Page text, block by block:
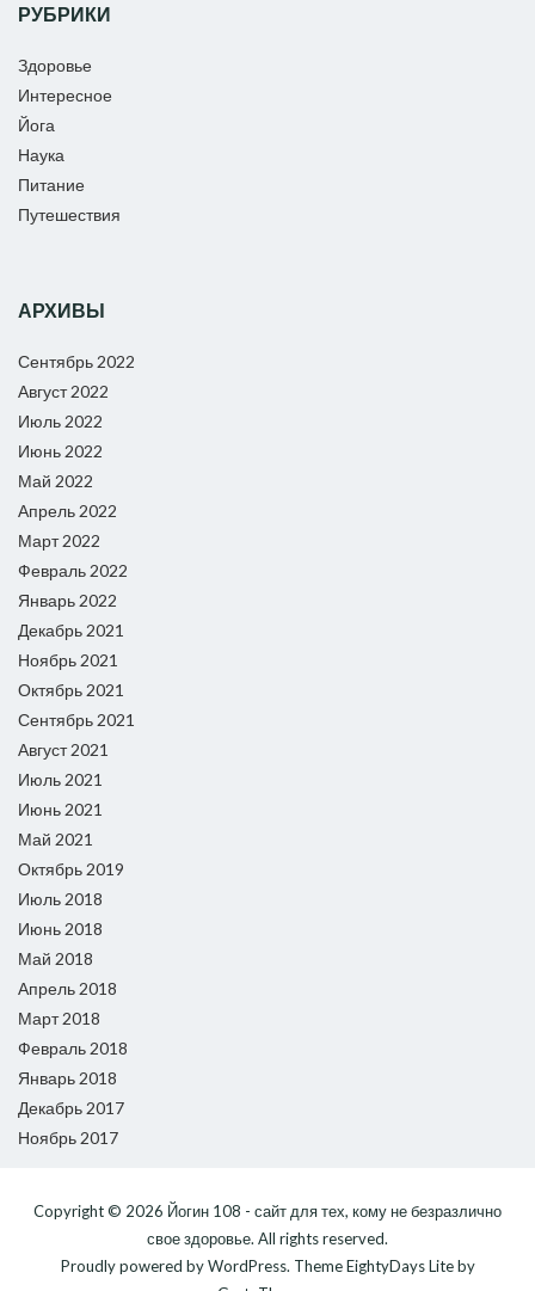
РУБРИКИ
Здоровье
Интересное
Йога
Наука
Питание
Путешествия
АРХИВЫ
Сентябрь 2022
Август 2022
Июль 2022
Июнь 2022
Май 2022
Апрель 2022
Март 2022
Февраль 2022
Январь 2022
Декабрь 2021
Ноябрь 2021
Октябрь 2021
Сентябрь 2021
Август 2021
Июль 2021
Июнь 2021
Май 2021
Октябрь 2019
Июль 2018
Июнь 2018
Май 2018
Апрель 2018
Март 2018
Февраль 2018
Январь 2018
Декабрь 2017
Ноябрь 2017
Copyright © 2026 Йогин 108 - сайт для тех, кому не безразлично
свое здоровье. All rights reserved.
Proudly powered byWordPress. ThemeEightyDays Liteby